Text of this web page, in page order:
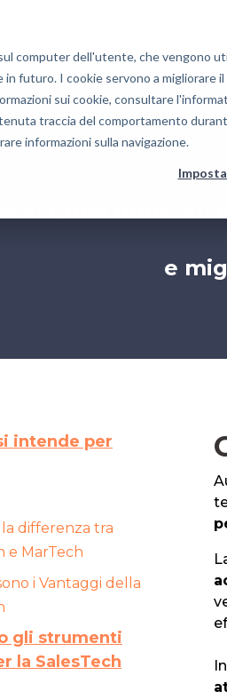
computer dell'utente, che vengono
futuro. I cookie servono a migliorare
sui cookie, consultare
traccia del comportamento
informazioni sulla navigazione.
I tool
e
intende per
la differenza tra
e MarTech
i Vantaggi della
gli strumenti
la SalesTech